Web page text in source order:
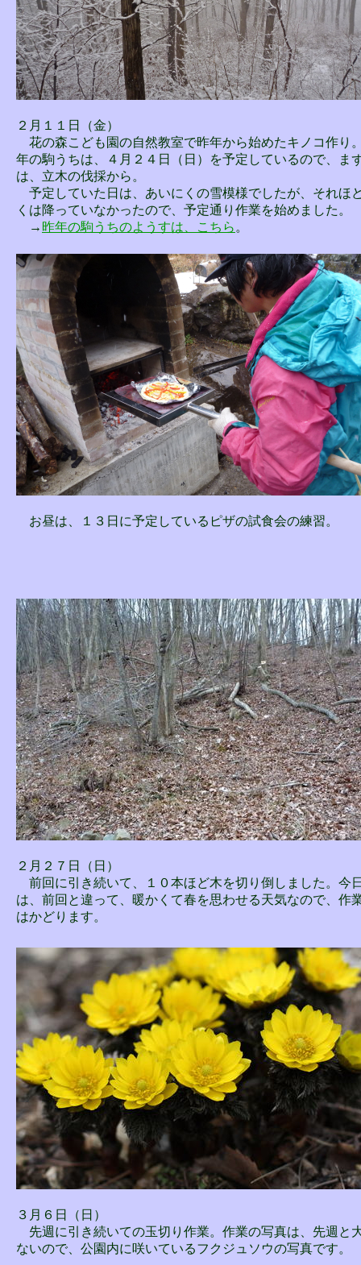
２月１１日（金）
花の森こども園の自然教室で昨年から始めたキノコ作り
年の駒うちは、４月２４日（日）を予定しているので、ま
は、立木の伐採から。
予定していた日は、あいにくの雪模様でしたが、それほ
くは降っていなかったので、予定通り作業を始めました。
→ 昨年の駒うちのようすは、こちら 。
お昼は、１３日に予定しているピザの試食会の練習。
２月２７日（日）
前回に引き続いて、１０本ほど木を切り倒しました。今
は、前回と違って、暖かくて春を思わせる天気なので、作
はかどります。
３月６日（日）
先週に引き続いての玉切り作業。作業の写真は、先週と
ないので、公園内に咲いているフクジュソウの写真です。